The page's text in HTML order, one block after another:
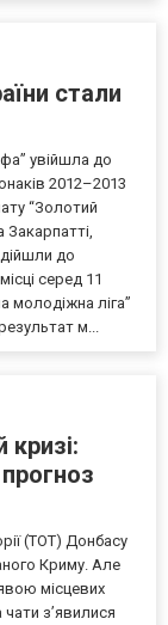
стали
увійшла до
2012–2013
“Золотий
до
серед 11
молодіжна ліга”
м...
кризі:
(ТОТ) Донбасу
Криму. Але
місцевих
з’явилися